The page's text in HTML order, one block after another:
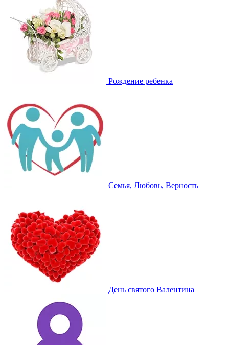
Рождение ребенка
Семья, Любовь, Верность
День святого Валентина